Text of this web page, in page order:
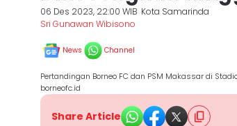
06 Des 2023, 22:00 WIB Kota Samarinda
Sri Gunawan Wibisono
News Channel
Pertandingan Borneo FC dan PSM Makassar di
borneofc.id
Share Article